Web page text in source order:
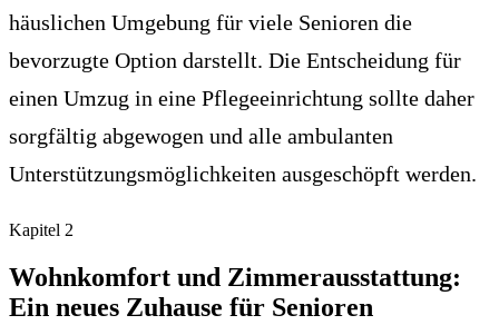
häuslichen Umgebung für viele Senioren die
bevorzugte Option darstellt. Die Entscheidung für
einen Umzug in eine Pflegeeinrichtung sollte daher
sorgfältig abgewogen und alle ambulanten
Unterstützungsmöglichkeiten ausgeschöpft werden.
Kapitel 2
Wohnkomfort und Zimmerausstattung:
Ein neues Zuhause für Senioren